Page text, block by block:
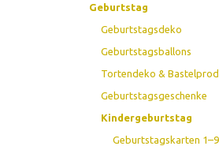
Geburtstag
Geburtstagsdeko
Geburtstagsballons
Tortendeko &
Geburtstagsgeschenke
Kindergeburtstag
Geburtstagskarten